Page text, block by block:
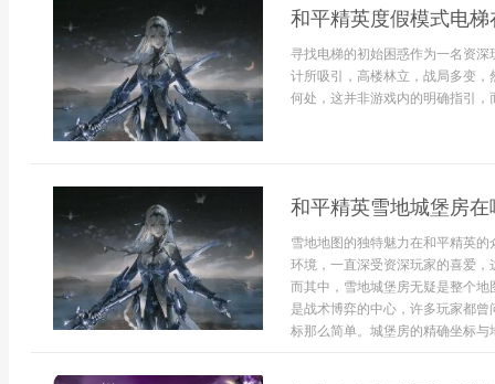
和平精英度假模式电
寻找电梯的初始困惑作为一名资
计所吸引，高楼林立，战局多变
何处，这并非游戏内的明确指引，
和平精英雪地城堡房
雪地地图的独特魅力在和平精英
环境，一直深受资深玩家的喜爱
而其中，雪地城堡房无疑是整个
是战术博弈的中心，许多玩家都
标那么简单。城堡房的精确坐标